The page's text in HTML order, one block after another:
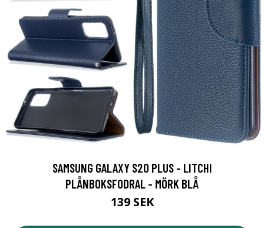
SAMSUNG GALAXY S20 PLUS - LITCHI
PLÅNBOKSFODRAL - MÖRK BLÅ
139 SEK